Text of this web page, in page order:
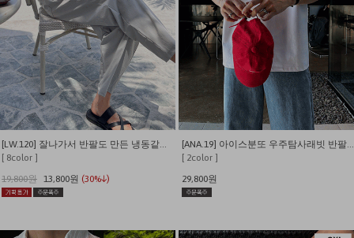
[LW.120] 잘나가서 반팔도 만든 냉동같은 시원함 쫀쫀와플 반팔 티셔츠
[ 8color ]
19,800원 13,800원 (30%↓)
[ANA.19] 아이스분또 우주탐사래빗 반팔티 (짱귀여움)
[ 2color ]
29,800원